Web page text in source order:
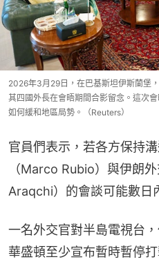
2026年3月29日，在巴基斯坦伊斯蘭堡
其四國外長在會晤期間合影留念。這次
如何緩和地區局勢。（Reuters）
官員們表示，若各方保持
（Marco Rubio）與伊朗
Araqchi）的會談可能數日
一名外交官對半島電視台
華盛頓至少宣布暫時暫停